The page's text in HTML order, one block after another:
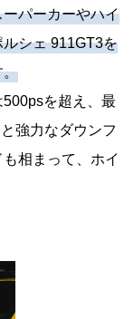
パーカーやハイ
シェ 911GT3を
。
を超え、最
強力なダウンフ
相まって、ホイ